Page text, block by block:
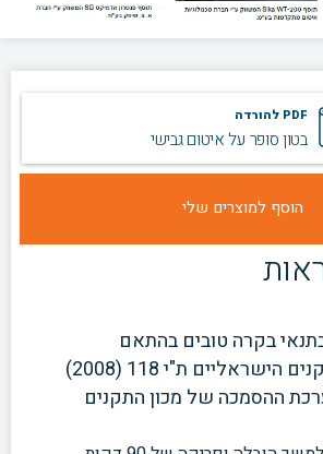
PDF להורדה
בטון סופר על איטום גבישי
בקרה טובים בהתאם
לדרישות התקנים הישראליים ת"י 118 (2008)
ההסמכה של מכון התקנים